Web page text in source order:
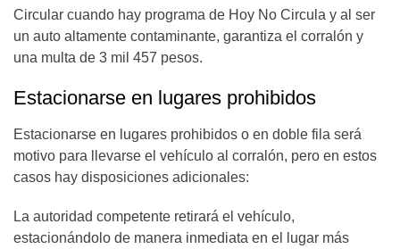
Circular cuando hay programa de Hoy No Circula y al ser
un auto altamente contaminante, garantiza el corralón y
una multa de 3 mil 457 pesos.
Estacionarse en lugares prohibidos
Estacionarse en lugares prohibidos o en doble fila será
motivo para llevarse el vehículo al corralón, pero en estos
casos hay disposiciones adicionales:
La autoridad competente retirará el vehículo,
estacionándolo de manera inmediata en el lugar más